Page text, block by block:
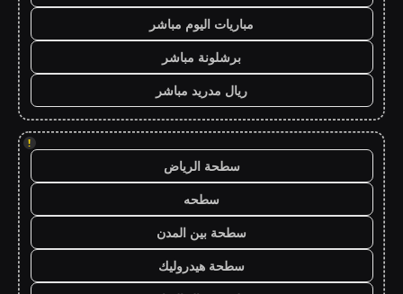
مباريات اليوم مباشر
برشلونة مباشر
ريال مدريد مباشر
!
سطحة الرياض
سطحه
سطحة بين المدن
سطحة هيدروليك